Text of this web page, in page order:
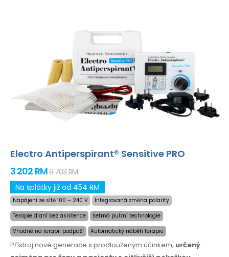
Electro Antiperspirant® Sensitive PRO
3 202 RM6 703 RM
Na splátky již od 454 RM
Napájení ze sítě 100 – 240 V
Integrovaná změna polarity
Terapie dlaní bez asistence
Šetrná pulzní technologie
Vhodné na terapii podpaží
Automatický náběh terapie
Přístroj nové generace s prodlouženým účinkem, určený